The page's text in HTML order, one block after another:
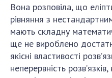
Громадські
ДІЯЛЬНІСТЬ
Вона розповіла, що
рівняння з
мають складну
ще не вироблено
якісні властивості
неперервність